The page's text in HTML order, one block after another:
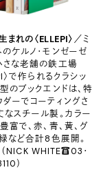
まれの〈ELLEPI〉 ／ミ
ケルノ・モンゼーゼ
さな老舗の鉄工場
〉で作られるクラシッ
のブックエンドは、特
ーでコーティングさ
なスチール製。カラー
富で、赤、青、黄、グ
緑など合計8色展開。
NICK WHITE☎︎03・
）